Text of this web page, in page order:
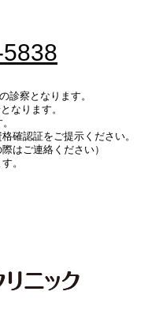
診察となります。
なります。
確認証をご提示ください。
はご連絡ください）
。